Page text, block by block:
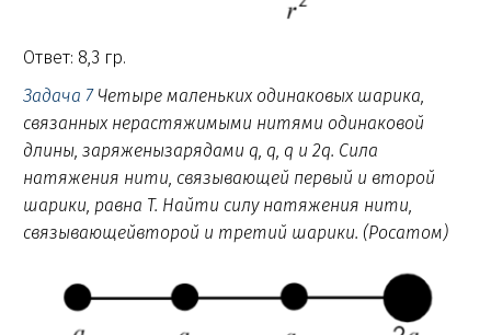
Ответ: 8,3 гр.
Задача 7Четыре маленьких одинаковых шарика,
связанных нерастяжимыми нитями одинаковой
длины, заряженызарядами q, q, q и 2q. Сила
натяжения нити, связывающей первый и второй
шарики, равна T. Найти силу натяжения нити,
связывающейвторой и третий шарики. (Росатом)